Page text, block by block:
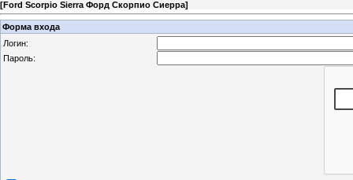
[Ford Scorpio Sierra Форд Скорпио Сиерра]
Форма входа
Логин:
Пароль: